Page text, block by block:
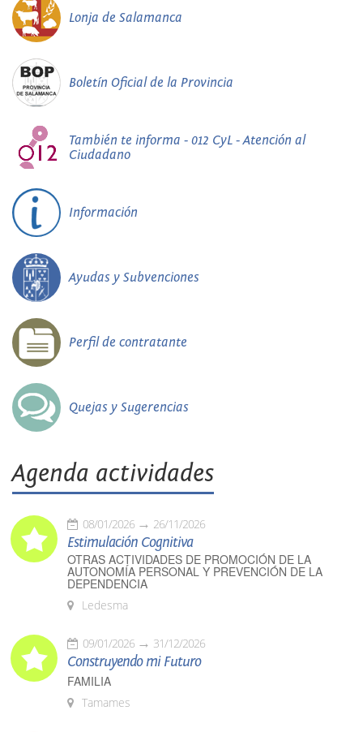
Lonja de Salamanca
Boletín Oficial de la Provincia
También te informa - 012 CyL - Atención al
Ciudadano
Información
Ayudas y Subvenciones
Perfil de contratante
Quejas y Sugerencias
Agenda actividades
08/01/2026 26/11/2026
Estimulación Cognitiva
OTRAS ACTIVIDADES DE PROMOCIÓN DE LA
AUTONOMÍA PERSONAL Y PREVENCIÓN DE LA
DEPENDENCIA
Ledesma
09/01/2026 31/12/2026
Construyendo mi Futuro
FAMILIA
Tamames